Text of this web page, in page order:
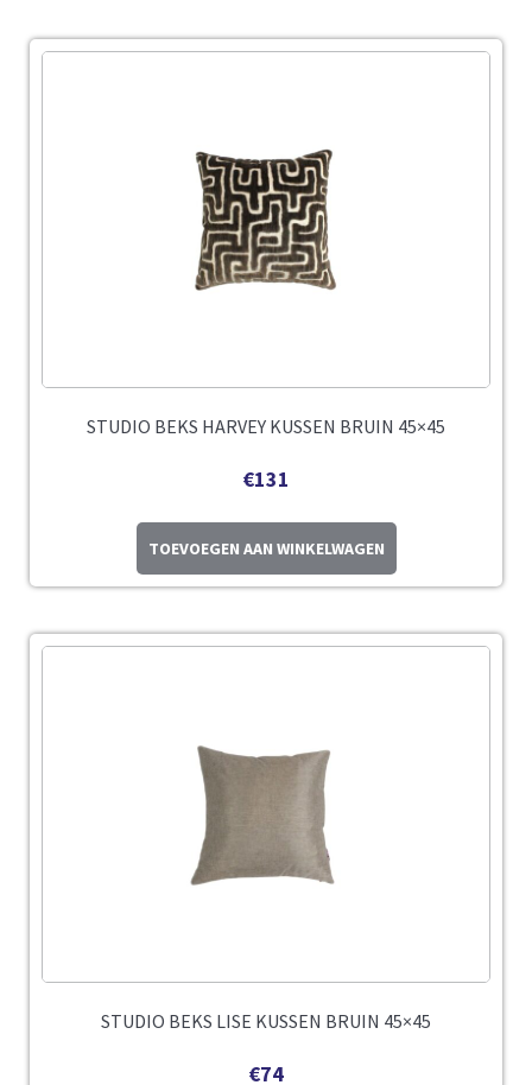
STUDIO BEKS HARVEY KUSSEN BRUIN 45×45
€131
TOEVOEGEN AAN WINKELWAGEN
STUDIO BEKS LISE KUSSEN BRUIN 45×45
€74